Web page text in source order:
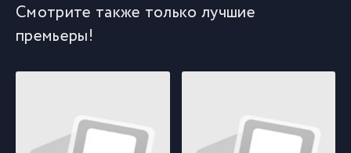
Смотрите также только лучшие
премьеры!